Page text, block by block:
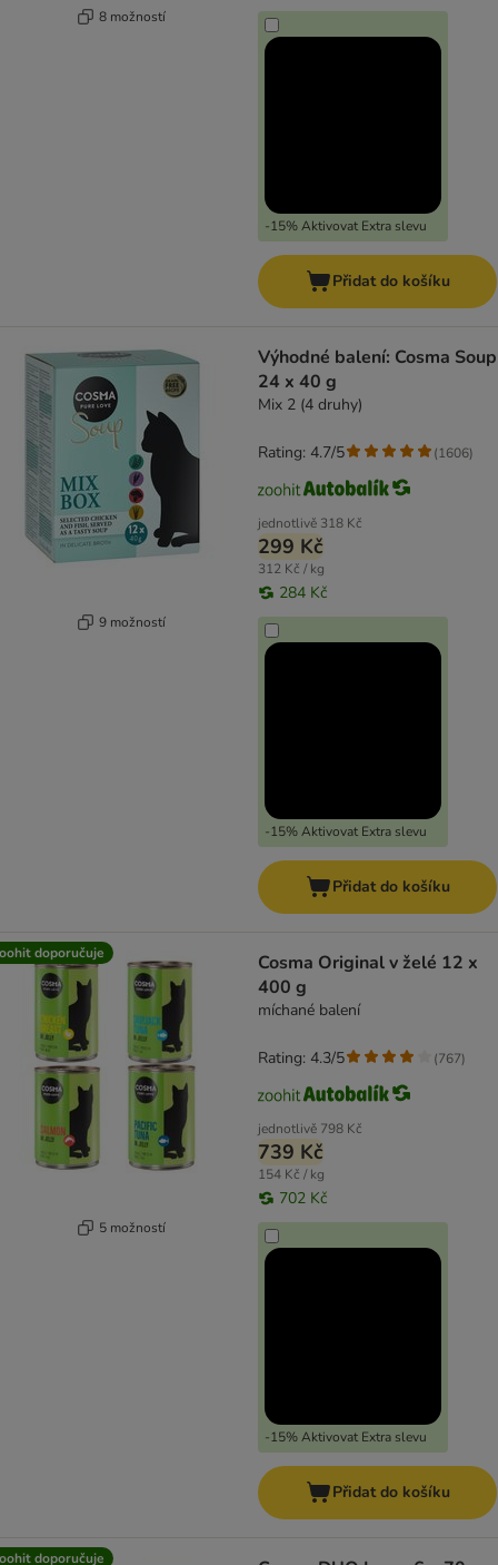
8 možností
-15% Aktivovat Extra slevu
Přidat do košíku
9 možností
Výhodné balení: Cosma Soup
24 x 40 g
Mix 2 (4 druhy)
jednotlivě 318 Kč
299 Kč
312 Kč / kg
284 Kč
-15% Aktivovat Extra slevu
Rating: 4.7/5 (1606)
Přidat do košíku
doporučuje
5 možností
Cosma Original v želé 12 x
400 g
míchané balení
jednotlivě 798 Kč
739 Kč
154 Kč / kg
702 Kč
-15% Aktivovat Extra slevu
Rating: 4.3/5 (767)
Přidat do košíku
doporučuje